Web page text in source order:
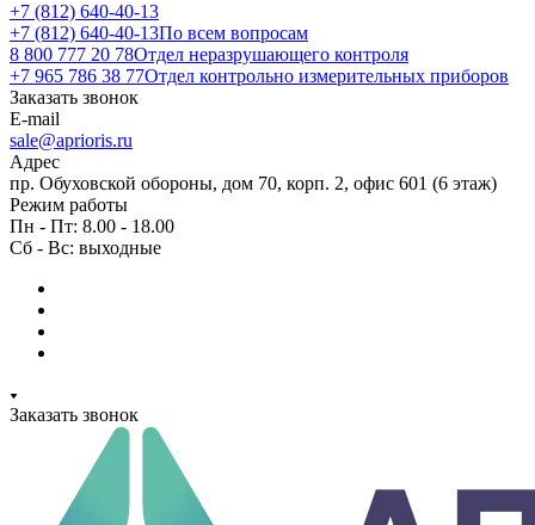
+7 (812) 640-40-13
+7 (812) 640-40-13По всем вопросам
8 800 777 20 78Отдел неразрушающего контроля
+7 965 786 38 77Отдел контрольно измерительных приборов
Заказать звонок
E-mail
sale@aprioris.ru
Адрес
пр. Обуховской обороны, дом 70, корп. 2, офис 601 (6 этаж)
Режим работы
Пн - Пт: 8.00 - 18.00
Сб - Вс: выходные
Заказать звонок